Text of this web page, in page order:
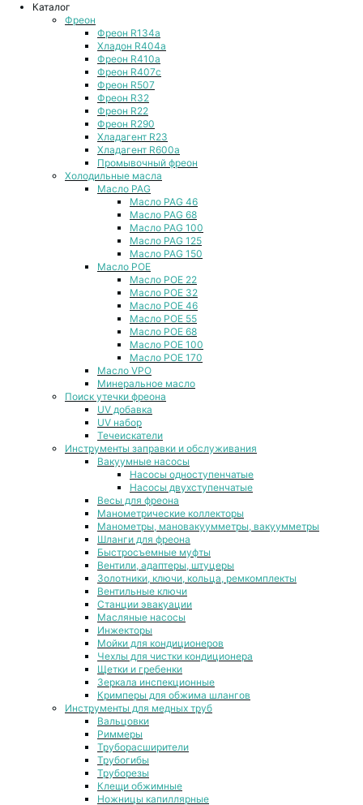
Каталог
Фреон
Фреон R134a
Хладон R404a
Фреон R410a
Фреон R407с
Фреон R507
Фреон R32
Фреон R22
Фреон R290
Хладагент R23
Хладагент R600a
Промывочный фреон
Холодильные масла
Масло PAG
Масло PAG 46
Масло PAG 68
Масло PAG 100
Масло PAG 125
Масло PAG 150
Масло POE
Масло POE 22
Масло POE 32
Масло POE 46
Масло POE 55
Масло POE 68
Масло POE 100
Масло POE 170
Масло VPO
Минеральное масло
Поиск утечки фреона
UV добавка
UV набор
Течеискатели
Инструменты заправки и обслуживания
Вакуумные насосы
Насосы одноступенчатые
Насосы двухступенчатые
Весы для фреона
Манометрические коллекторы
Манометры, мановакуумметры, вакуумметры
Шланги для фреона
Быстросъемные муфты
Вентили, адаптеры, штуцеры
Золотники, ключи, кольца, ремкомплекты
Вентильные ключи
Станции эвакуации
Масляные насосы
Инжекторы
Мойки для кондиционеров
Чехлы для чистки кондиционера
Щетки и гребенки
Зеркала инспекционные
Кримперы для обжима шлангов
Инструменты для медных труб
Вальцовки
Риммеры
Труборасширители
Трубогибы
Труборезы
Клещи обжимные
Ножницы капиллярные